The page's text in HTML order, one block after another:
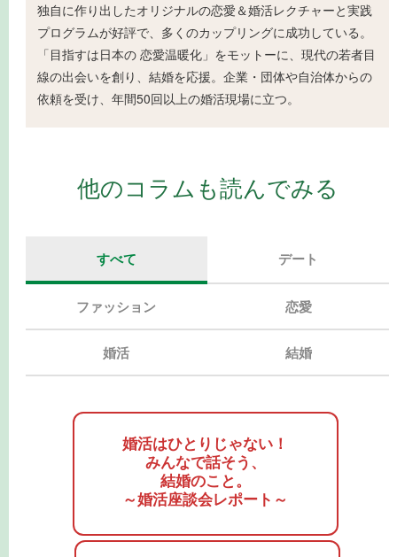
独自に作り出したオリジナルの恋愛＆婚活レクチャーと実践
プログラムが好評で、多くのカップリングに成功している。
「目指すは日本の 恋愛温暖化」をモットーに、現代の若者目
線の出会いを創り、結婚を応援。企業・団体や自治体からの
依頼を受け、年間50回以上の婚活現場に立つ。
他のコラムも読んでみる
すべて デート
ファッション 恋愛
婚活 結婚
婚活はひとりじゃない！
みんなで話そう、
結婚のこと。
～婚活座談会レポート～